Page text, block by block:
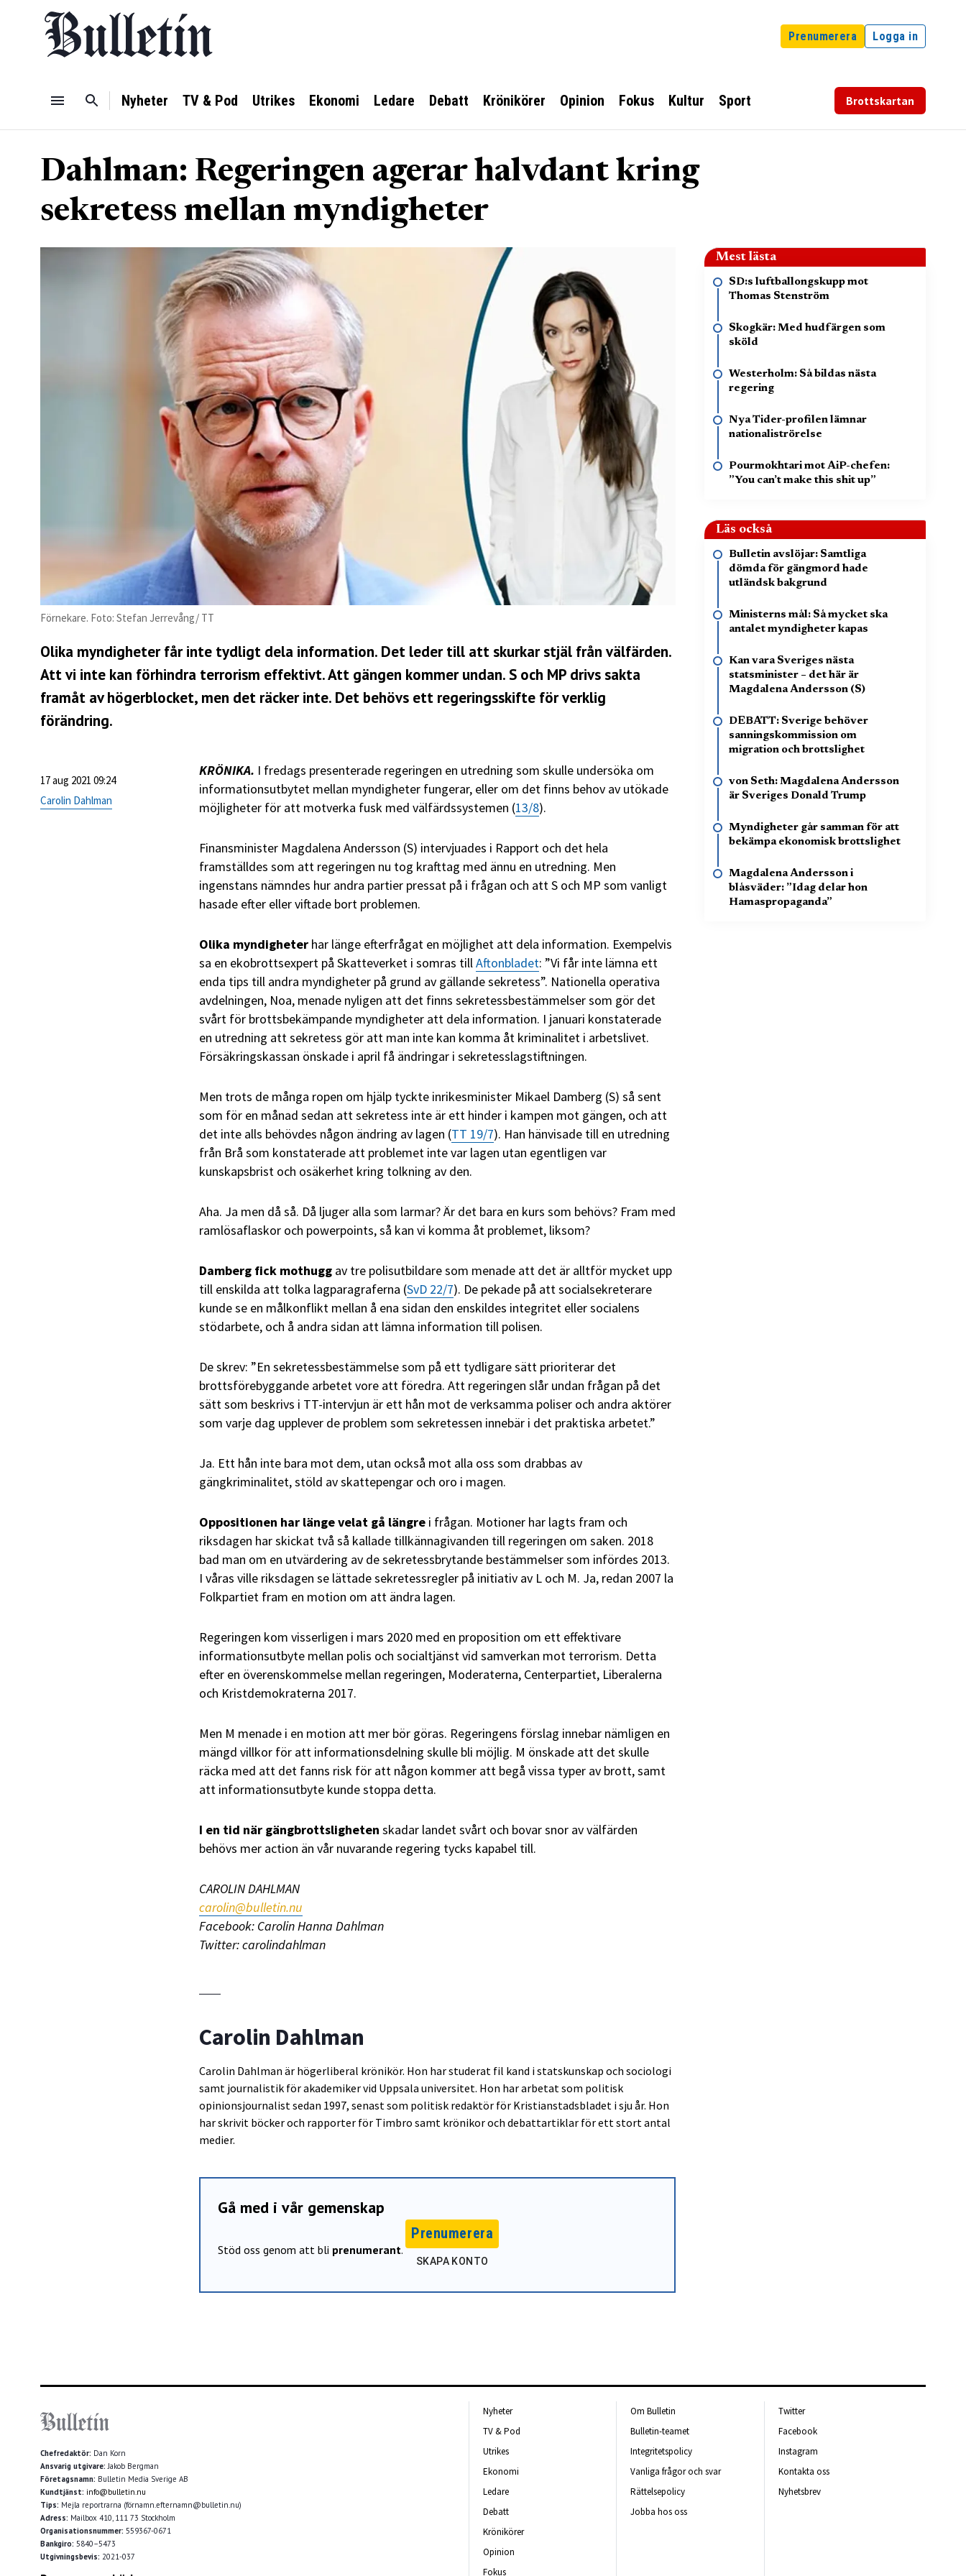
Prenumerera Logga in
Nyheter TV & Pod Utrikes Ekonomi Ledare Debatt Krönikörer Opinion Fokus Kultur Sport Brottskartan
Dahlman: Regeringen agerar halvdant kring
sekretess mellan myndigheter
Förnekare. Foto: Stefan Jerrevång/ TT
Olika myndigheter får inte tydligt dela information. Det leder till att skurkar stjäl från välfärden.
Att vi inte kan förhindra terrorism effektivt. Att gängen kommer undan. S och MP drivs sakta
framåt av högerblocket, men det räcker inte. Det behövs ett regeringsskifte för verklig
förändring.
17 aug 2021 09:24
Carolin Dahlman
KRÖNIKA. I fredags presenterade regeringen en utredning som skulle undersöka om
informationsutbytet mellan myndigheter fungerar, eller om det finns behov av utökade
möjligheter för att motverka fusk med välfärdssystemen (13/8).
Finansminister Magdalena Andersson (S) intervjuades i Rapport och det hela
framställdes som att regeringen nu tog krafttag med ännu en utredning. Men
ingenstans nämndes hur andra partier pressat på i frågan och att S och MP som vanligt
hasade efter eller viftade bort problemen.
Olika myndigheter har länge efterfrågat en möjlighet att dela information. Exempelvis
sa en ekobrottsexpert på Skatteverket i somras tillAftonbladet: ”Vi får inte lämna ett
enda tips till andra myndigheter på grund av gällande sekretess”. Nationella operativa
avdelningen, Noa, menade nyligen att det finns sekretessbestämmelser som gör det
svårt för brottsbekämpande myndigheter att dela information. I januari konstaterade
en utredning att sekretess gör att man inte kan komma åt kriminalitet i arbetslivet.
Försäkringskassan önskade i april få ändringar i sekretesslagstiftningen.
Men trots de många ropen om hjälp tyckte inrikesminister Mikael Damberg (S) så sent
som för en månad sedan att sekretess inte är ett hinder i kampen mot gängen, och att
det inte alls behövdes någon ändring av lagen (TT 19/7). Han hänvisade till en utredning
från Brå som konstaterade att problemet inte var lagen utan egentligen var
kunskapsbrist och osäkerhet kring tolkning av den.
Aha. Ja men då så. Då ljuger alla som larmar? Är det bara en kurs som behövs? Fram med
ramlösaflaskor och powerpoints, så kan vi komma åt problemet, liksom?
Damberg fick mothugg av tre polisutbildare som menade att det är alltför mycket upp
till enskilda att tolka lagparagraferna (SvD 22/7). De pekade på att socialsekreterare
kunde se en målkonflikt mellan å ena sidan den enskildes integritet eller socialens
stödarbete, och å andra sidan att lämna information till polisen.
De skrev: ”En sekretessbestämmelse som på ett tydligare sätt prioriterar det
brottsförebyggande arbetet vore att föredra. Att regeringen slår undan frågan på det
sätt som beskrivs i TT-intervjun är ett hån mot de verksamma poliser och andra aktörer
som varje dag upplever de problem som sekretessen innebär i det praktiska arbetet.”
Ja. Ett hån inte bara mot dem, utan också mot alla oss som drabbas av
gängkriminalitet, stöld av skattepengar och oro i magen.
Oppositionen har länge velat gå längre i frågan. Motioner har lagts fram och
riksdagen har skickat två så kallade tillkännagivanden till regeringen om saken. 2018
bad man om en utvärdering av de sekretessbrytande bestämmelser som infördes 2013.
I våras ville riksdagen se lättade sekretessregler på initiativ av L och M. Ja, redan 2007 la
Folkpartiet fram en motion om att ändra lagen.
Regeringen kom visserligen i mars 2020 med en proposition om ett effektivare
informationsutbyte mellan polis och socialtjänst vid samverkan mot terrorism. Detta
efter en överenskommelse mellan regeringen, Moderaterna, Centerpartiet, Liberalerna
och Kristdemokraterna 2017.
Men M menade i en motion att mer bör göras. Regeringens förslag innebar nämligen en
mängd villkor för att informationsdelning skulle bli möjlig. M önskade att det skulle
räcka med att det fanns risk för att någon kommer att begå vissa typer av brott, samt
att informationsutbyte kunde stoppa detta.
I en tid när gängbrottsligheten skadar landet svårt och bovar snor av välfärden
behövs mer action än vår nuvarande regering tycks kapabel till.
CAROLIN DAHLMAN
carolin@bulletin.nu
Facebook: Carolin Hanna Dahlman
Twitter: carolindahlman
Carolin Dahlman
Carolin Dahlman är högerliberal krönikör. Hon har studerat fil kand i statskunskap och sociologi
samt journalistik för akademiker vid Uppsala universitet. Hon har arbetat som politisk
opinionsjournalist sedan 1997, senast som politisk redaktör för Kristianstadsbladet i sju år. Hon
har skrivit böcker och rapporter för Timbro samt krönikor och debattartiklar för ett stort antal
medier.
Gå med i vår gemenskap
Stöd oss genom att bli prenumerant.
Prenumerera
SKAPA KONTO
Mest lästa
SD:s luftballongskupp mot
Thomas Stenström
Skogkär: Med hudfärgen som
sköld
Westerholm: Så bildas nästa
regering
Nya Tider-profilen lämnar
nationaliströrelse
Pourmokhtari mot AiP-chefen:
”You can’t make this shit up”
Läs också
Bulletin avslöjar: Samtliga
dömda för gängmord hade
utländsk bakgrund
Ministerns mål: Så mycket ska
antalet myndigheter kapas
Kan vara Sveriges nästa
statsminister – det här är
Magdalena Andersson (S)
DEBATT: Sverige behöver
sanningskommission om
migration och brottslighet
von Seth: Magdalena Andersson
är Sveriges Donald Trump
Myndigheter går samman för att
bekämpa ekonomisk brottslighet
Magdalena Andersson i
blåsväder: ”Idag delar hon
Hamaspropaganda”
Chefredaktör: Dan Korn
Ansvarig utgivare: Jakob Bergman
Företagsnamn: Bulletin Media Sverige AB
Kundtjänst: info@bulletin.nu
Tips: Mejla reportrarna (förnamn.efternamn@bulletin.nu)
Adress: Mailbox 410, 111 73 Stockholm
Organisationsnummer: 559367-0671
Bankgiro: 5840–5473
Utgivningsbevis: 2021-037
Nyheter
TV & Pod
Utrikes
Ekonomi
Ledare
Debatt
Krönikörer
Opinion
Fokus
Om Bulletin
Bulletin-teamet
Integritetspolicy
Vanliga frågor och svar
Rättelsepolicy
Jobba hos oss
Twitter
Facebook
Instagram
Kontakta oss
Nyhetsbrev